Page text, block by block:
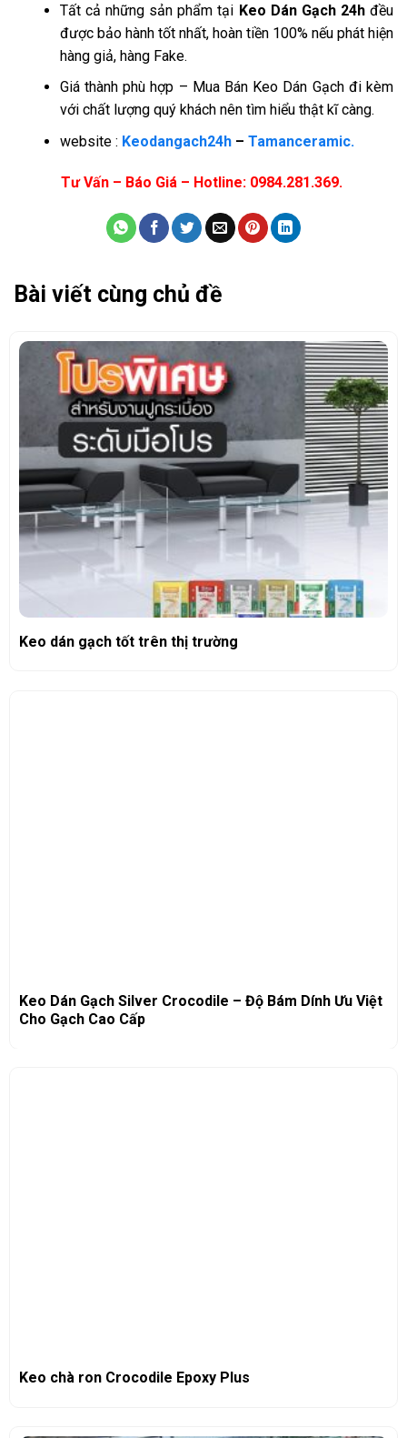
Tất cả những sản phẩm tại Keo Dán Gạch 24hđều
được bảo hành tốt nhất, hoàn tiền 100% nếu phát hiện
hàng giả, hàng Fake.
Giá thành phù hợp – Mua Bán Keo Dán Gạch đi kèm
với chất lượng quý khách nên tìm hiểu thật kĩ càng.
website : Keodangach24h– Tamanceramic.
Tư Vấn – Báo Giá – Hotline: 0984.281.369.
Bài viết cùng chủ đề
Keo dán gạch tốt trên thị trường
Keo Dán Gạch Silver Crocodile – Độ Bám Dính Ưu Việt
Cho Gạch Cao Cấp
Keo chà ron Crocodile Epoxy Plus